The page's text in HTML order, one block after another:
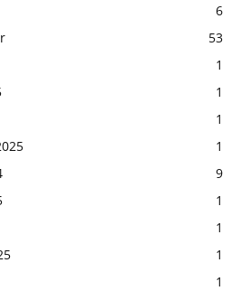
6
53
1
1
1
1
9
1
1
1
1